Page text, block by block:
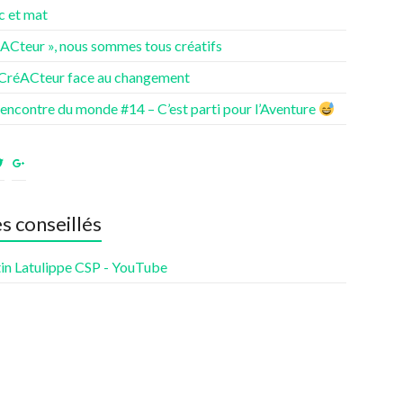
et mat
», nous sommes tous créatifs
face au changement
du monde #14 – C’est parti pour l’Aventure
Voir
Samsenie
sur
samsenie
sur
conseillés
Latulippe CSP - YouTube